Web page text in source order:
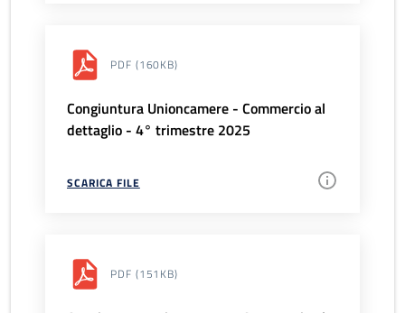
PDF (160KB)
Congiuntura Unioncamere - Commercio al
dettaglio - 4° trimestre 2025
SCARICA FILE
PDF (151KB)